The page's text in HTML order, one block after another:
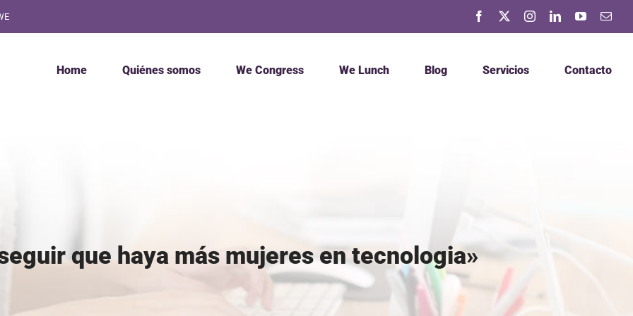
Facebook InstagramLinkedInYouTube
Home Quiénes somos We Congress We Lunch Blog Servicios Contacto
que haya más mujeres en tecnologia»